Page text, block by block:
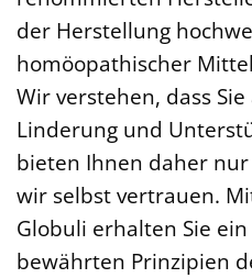
der Herstellung
homöopathischer
Wir verstehen, dass
Linderung und
bieten Ihnen daher
wir selbst vertrauen.
Globuli erhalten Sie
bewährten Prinzipien